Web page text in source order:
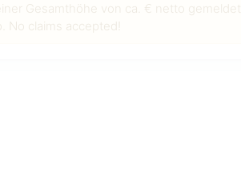
Gesamthöhe von ca. € netto gemeldet
claims accepted!